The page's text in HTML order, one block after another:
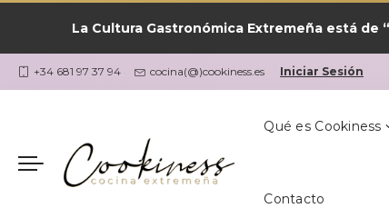
La Cultura Gastronómica Extremeña está de
+34 681 97 37 94 cocina(@)cookiness.es Iniciar Sesión
Qué es Cookiness
¿Qué Cocino
Contacto
Las Recetas por
Cookiness
¿Qué Cocino